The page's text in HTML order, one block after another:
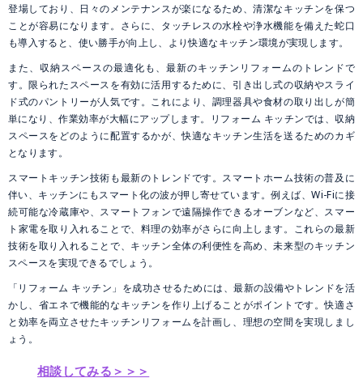
登場しており、日々のメンテナンスが楽になるため、清潔なキッチンを保つ
ことが容易になります。さらに、タッチレスの水栓や浄水機能を備えた蛇口
も導入すると、使い勝手が向上し、より快適なキッチン環境が実現します。
また、収納スペースの最適化も、最新のキッチンリフォームのトレンドで
す。限られたスペースを有効に活用するために、引き出し式の収納やスライ
ド式のパントリーが人気です。これにより、調理器具や食材の取り出しが簡
単になり、作業効率が大幅にアップします。リフォーム キッチンでは、収納
スペースをどのように配置するかが、快適なキッチン生活を送るためのカギ
となります。
スマートキッチン技術も最新のトレンドです。スマートホーム技術の普及に
伴い、キッチンにもスマート化の波が押し寄せています。例えば、Wi-Fiに接
続可能な冷蔵庫や、スマートフォンで遠隔操作できるオーブンなど、スマー
ト家電を取り入れることで、料理の効率がさらに向上します。これらの最新
技術を取り入れることで、キッチン全体の利便性を高め、未来型のキッチン
スペースを実現できるでしょう。
「リフォーム キッチン」を成功させるためには、最新の設備やトレンドを活
かし、省エネで機能的なキッチンを作り上げることがポイントです。快適さ
と効率を両立させたキッチンリフォームを計画し、理想の空間を実現しまし
ょう。
相談してみる＞＞＞